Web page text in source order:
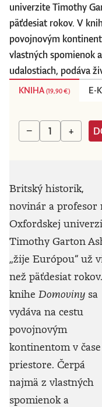
univerzite Timothy
päťdesiat rokov. V
povojnovým
vlastných spomienok
udalostiach, podáva
KNIHA (19,90 €) E-
− +
Britský historik,
novinár a profesor
Oxfordskej
Timothy Garton
„žije Európou“ už
než päťdesiat
knihe Domoviny sa
vydáva na cestu
povojnovým
kontinentom v
priestore. Čerpá
najmä z vlastných
spomienok a